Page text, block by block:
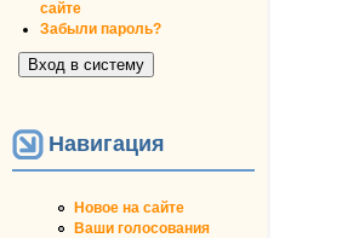
сайте
Забыли пароль?
Навигация
Новое на сайте
Ваши голосования